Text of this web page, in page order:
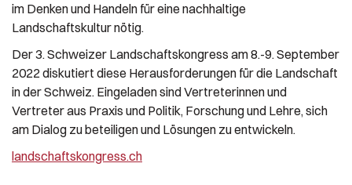
im Denken und Handeln für eine nachhaltige
Landschaftskultur nötig.
Der 3. Schweizer Landschaftskongress am 8.-9. September
2022 diskutiert diese Herausforderungen für die Landschaft
in der Schweiz. Eingeladen sind Vertreterinnen und
Vertreter aus Praxis und Politik, Forschung und Lehre, sich
am Dialog zu beteiligen und Lösungen zu entwickeln.
landschaftskongress.ch